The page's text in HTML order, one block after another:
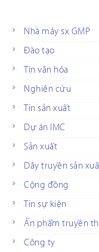
Nhà máy sx GMP
Đào tạo
Tin văn hóa
Nghiên cứu
Tin sản xuất
Dự án IMC
Sản xuất
Dây truyền sản
Cộng đồng
Tin sự kiện
Ấn phẩm truyền
Công ty